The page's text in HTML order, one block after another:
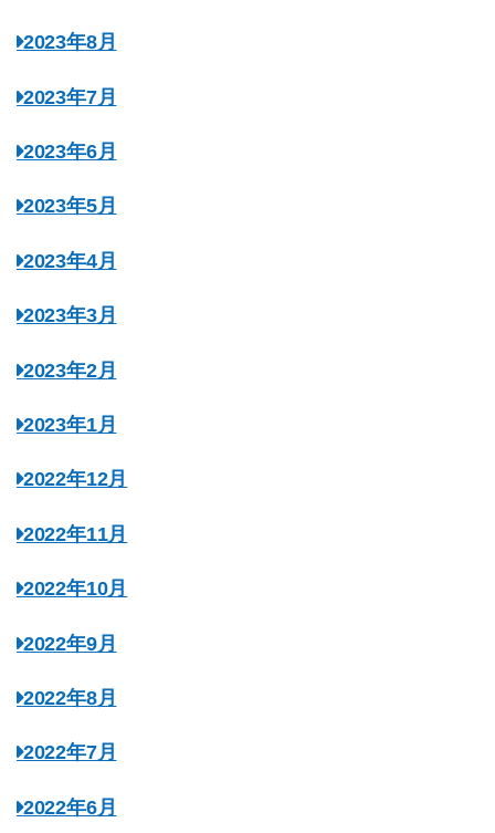
2023年8月
2023年7月
2023年6月
2023年5月
2023年4月
2023年3月
2023年2月
2023年1月
2022年12月
2022年11月
2022年10月
2022年9月
2022年8月
2022年7月
2022年6月